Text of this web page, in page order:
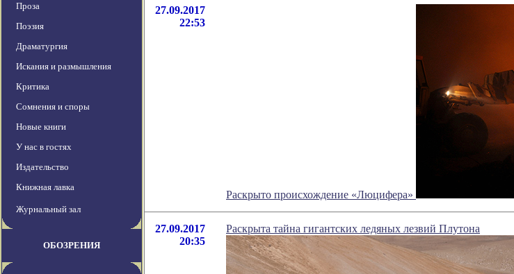
Проза
Поэзия
Драматургия
Искания и размышления
Критика
Сомнения и споры
Новые книги
У нас в гостях
Издательство
Книжная лавка
Журнальный зал
ОБОЗРЕНИЯ
27.09.2017
22:53
Раскрыто происхождение «Люцифера»
27.09.2017
20:35
Раскрыта тайна гигантских ледяных лезвий Плутона